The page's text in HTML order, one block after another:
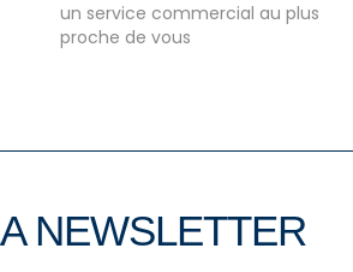
un service commercial au plus
proche de vous
NEWSLETTER